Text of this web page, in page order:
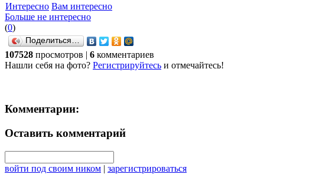
Интересно Вам интересно
Больше не интересно
(0)
Поделиться…
107528 просмотров | 6 комментариев
Нашли себя на фото? Регистрируйтесь и отмечайтесь!
Комментарии:
Оставить комментарий
войти под своим ником | зарегистрироваться